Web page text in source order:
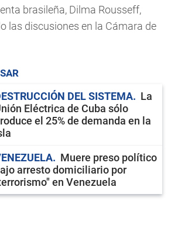
brasileña, Dilma Rousseff,
las discusiones en la Cámara de
DEL SISTEMA
La
Eléctrica de Cuba sólo
el 25% de demanda en la
Muere preso político
arresto domiciliario por
en Venezuela